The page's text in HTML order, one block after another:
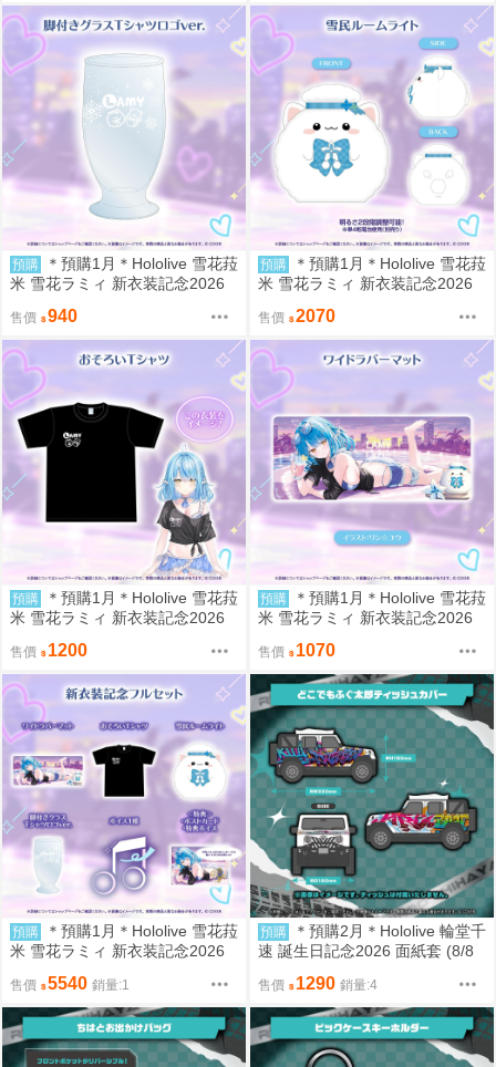
預購
＊預購1月＊Hololive 雪花菈
米 雪花ラミィ 新衣装記念2026
售價 940
預購
＊預購1月＊Hololive 雪花菈
米 雪花ラミィ 新衣装記念2026
售價 2070
預購
＊預購1月＊Hololive 雪花菈
米 雪花ラミィ 新衣装記念2026
售價 1200
預購
＊預購1月＊Hololive 雪花菈
米 雪花ラミィ 新衣装記念2026
售價 1070
預購
＊預購1月＊Hololive 雪花菈
米 雪花ラミィ 新衣装記念2026
售價 5540 銷量:1
預購
＊預購2月＊Hololive 輪堂千
速 誕生日記念2026 面紙套 (8/8
售價 1290 銷量:4